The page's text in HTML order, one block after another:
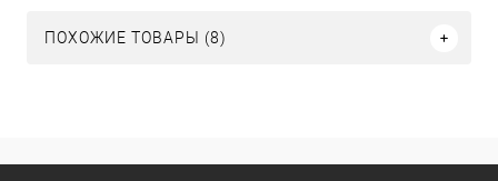
ПОХОЖИЕ ТОВАРЫ (8)